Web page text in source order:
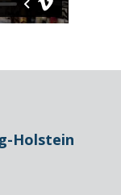
Holstein